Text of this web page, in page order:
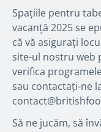
Spațiile pentru
vacanță 2025 se
că vă asigurați
site-ul nostru web
verifica
sau contactați-ne
Să ne jucăm, să